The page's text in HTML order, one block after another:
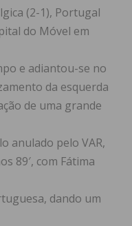
(2-1), Portugal
do Móvel em
e adiantou-se no
da esquerda
de uma grande
anulado pelo VAR,
89′, com Fátima
dando um